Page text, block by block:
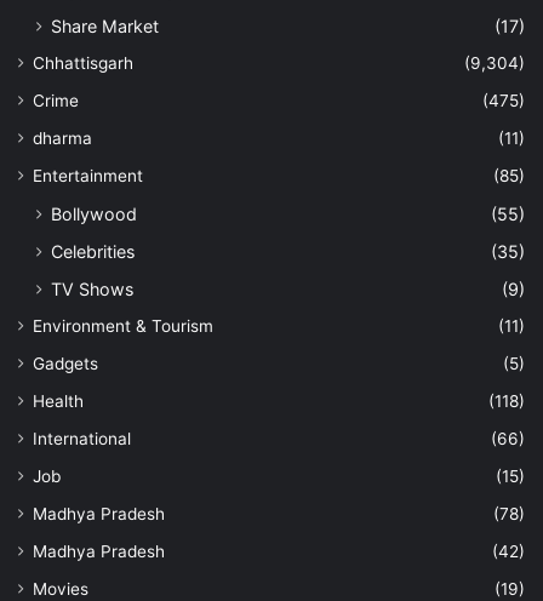
Share Market
(17)
Chhattisgarh
(9,304)
Crime
(475)
dharma
(11)
Entertainment
(85)
Bollywood
(55)
Celebrities
(35)
TV Shows
(9)
Environment & Tourism
(11)
Gadgets
(5)
Health
(118)
International
(66)
Job
(15)
Madhya Pradesh
(78)
Madhya Pradesh
(42)
Movies
(19)